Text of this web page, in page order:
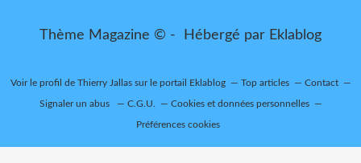
Thème Magazine © - Hébergé par Eklablog
Voir le profil de Thierry Jallassur le portail Eklablog Top articles Contact
Signaler un abus C.G.U. Cookies et données personnelles
Préférences cookies